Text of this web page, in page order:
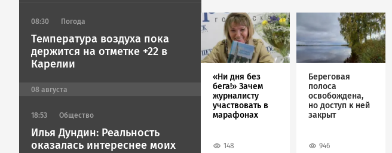
08:30 Погода
Температура воздуха пока
держится на отметке +22 в
Карелии
08 августа
18:53 Общество
Илья Дундин: Реальность
оказалась интереснее моих
Image
«Ни дня без
бега!» Зачем
журналисту
участвовать в
марафонах
148
Береговая
полоса
освобождена,
но доступ к ней
закрыт
946